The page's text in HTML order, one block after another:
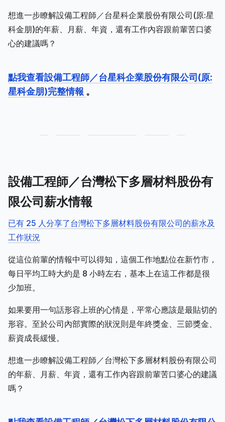
想進一步瞭解設備工程師／台星科企業股份有限公司(原:星
科金朋)的年薪、月薪、年資，還有工作內容跟前輩苦口婆
心的建議嗎？
點我查看設備工程師／台星科企業股份有限公司(原:
星科金朋)完整情報 。
設備工程師／台灣松下多層材料股份有
限公司薪水情報
已有 25 人分享了台灣松下多層材料股份有限公司的薪水及
工作狀況
從這位前輩的情報中可以得知，這個工作地點位在新竹市，
每日平均工時大約是 8 小時左右，基本上在這工作都是很
少加班。
如果要用一句話形容上班的心情是，平常心應該是最貼切的
形容。至於公司內部實際的狀況則是年終獎金、三節獎金、
薪資成長緩慢。
想進一步瞭解設備工程師／台灣松下多層材料股份有限公司
的年薪、月薪、年資，還有工作內容跟前輩苦口婆心的建議
嗎？